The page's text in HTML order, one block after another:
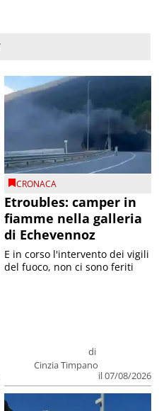
CRONACA
Etroubles: camper in
fiamme nella galleria
di Echevennoz
di
Cinzia Timpano
il 07/08/2026
E in corso l'intervento dei vigili
del fuoco, non ci sono feriti